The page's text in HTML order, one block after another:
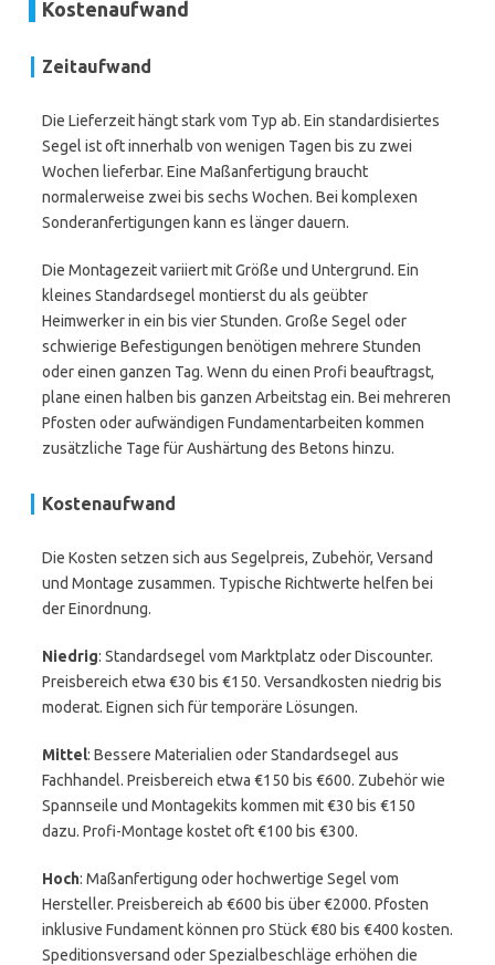
Kostenaufwand
Zeitaufwand
Die Lieferzeit hängt stark vom Typ ab. Ein standardisiertes
Segel ist oft innerhalb von wenigen Tagen bis zu zwei
Wochen lieferbar. Eine Maßanfertigung braucht
normalerweise zwei bis sechs Wochen. Bei komplexen
Sonderanfertigungen kann es länger dauern.
Die Montagezeit variiert mit Größe und Untergrund. Ein
kleines Standardsegel montierst du als geübter
Heimwerker in ein bis vier Stunden. Große Segel oder
schwierige Befestigungen benötigen mehrere Stunden
oder einen ganzen Tag. Wenn du einen Profi beauftragst,
plane einen halben bis ganzen Arbeitstag ein. Bei mehreren
Pfosten oder aufwändigen Fundamentarbeiten kommen
zusätzliche Tage für Aushärtung des Betons hinzu.
Kostenaufwand
Die Kosten setzen sich aus Segelpreis, Zubehör, Versand
und Montage zusammen. Typische Richtwerte helfen bei
der Einordnung.
Niedrig: Standardsegel vom Marktplatz oder Discounter.
Preisbereich etwa €30 bis €150. Versandkosten niedrig bis
moderat. Eignen sich für temporäre Lösungen.
Mittel: Bessere Materialien oder Standardsegel aus
Fachhandel. Preisbereich etwa €150 bis €600. Zubehör wie
Spannseile und Montagekits kommen mit €30 bis €150
dazu. Profi-Montage kostet oft €100 bis €300.
Hoch: Maßanfertigung oder hochwertige Segel vom
Hersteller. Preisbereich ab €600 bis über €2000. Pfosten
inklusive Fundament können pro Stück €80 bis €400 kosten.
Speditionsversand oder Spezialbeschläge erhöhen die